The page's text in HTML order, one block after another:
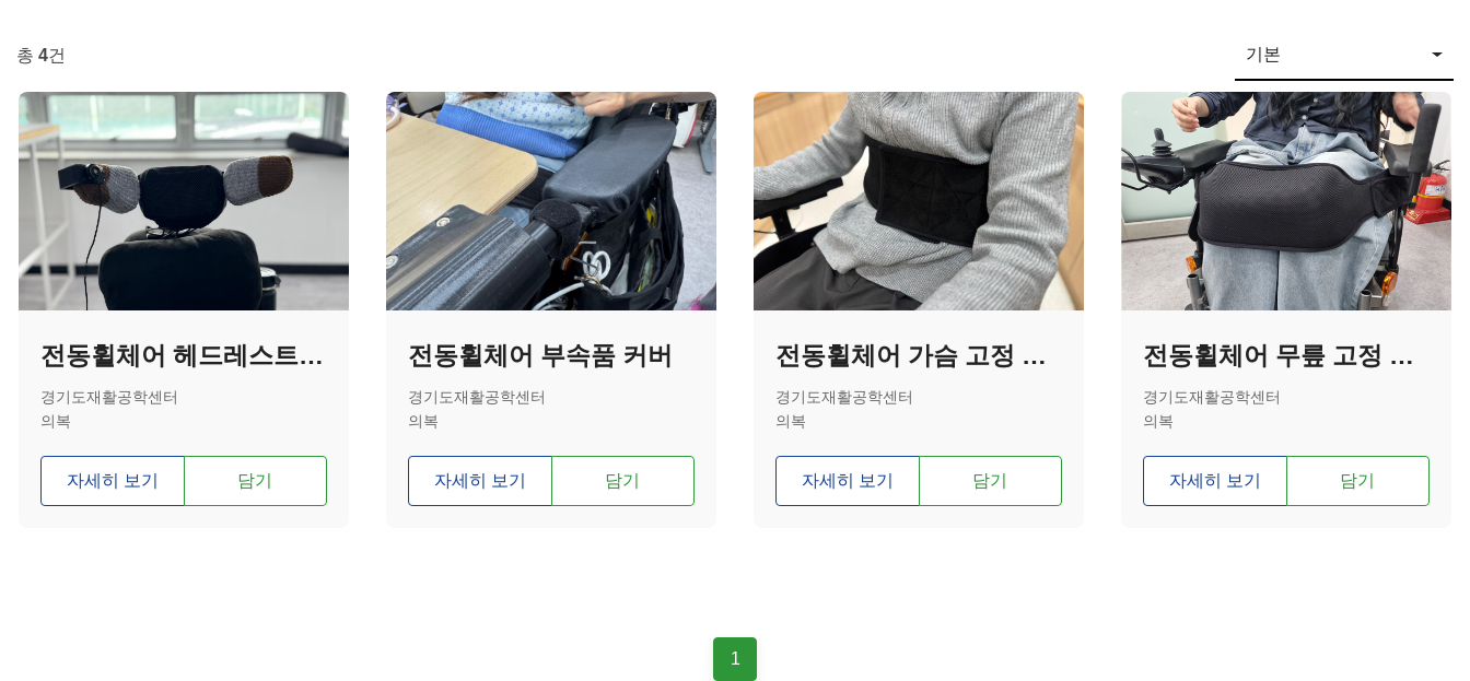
총 4건 기본
전동휠체어 헤드레스트 중앙 커버
경기도재활공학센터
의복
자세히 보기 담기
전동휠체어 부속품 커버
경기도재활공학센터
의복
자세히 보기 담기
전동휠체어 가슴 고정 벨트
경기도재활공학센터
의복
자세히 보기 담기
전동휠체어 무릎 고정 벨트
경기도재활공학센터
의복
자세히 보기 담기
1